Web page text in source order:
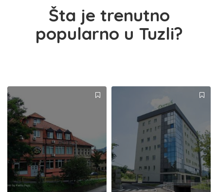
Šta je trenutno
popularno u Tuzli?